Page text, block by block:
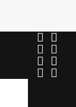
 
 
 
 